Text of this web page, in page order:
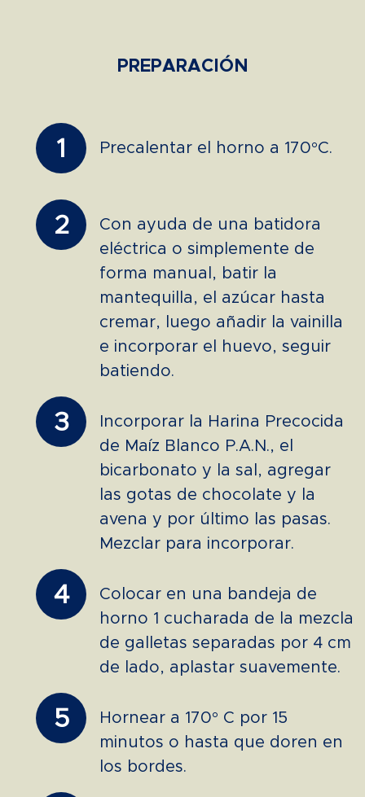
PREPARACIÓN
1 Precalentar el horno a 170°C.
2
Con ayuda de una batidora
eléctrica o simplemente de
forma manual, batir la
mantequilla, el azúcar hasta
cremar, luego añadir la vainilla
e incorporar el huevo, seguir
batiendo.
3
Incorporar la Harina Precocida
de Maíz Blanco P.A.N., el
bicarbonato y la sal, agregar
las gotas de chocolate y la
avena y por último las pasas.
Mezclar para incorporar.
4
Colocar en una bandeja de
horno 1 cucharada de la mezcla
de galletas separadas por 4 cm
de lado, aplastar suavemente.
5
Hornear a 170° C por 15
minutos o hasta que doren en
los bordes.